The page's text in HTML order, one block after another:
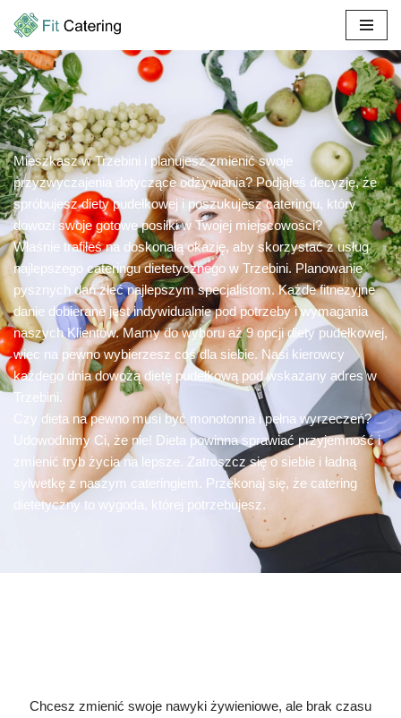
Przejdź
do
treści
Mieszkasz w Trzebini i planujesz zmienić swoje
przyzwyczajenia dotyczące odżywiania? Podjąłeś decyzję, że
spróbujesz diety pudełkowej i poszukujesz cateringu, który
dowozi swoje gotowe posiłki w Twojej miejscowości?
Właśnie trafiłeś na doskonałą okazję, aby skorzystać z usług
najlepszego cateringu dietetycznego w Trzebini. Planowanie
pysznych dań zleć najlepszym specjalistom. Każde fitnezyjne
danie dobierane jest indywidualnie pod potrzeby i wymagania
naszych Klientów. Mamy do wyboru aż 9 opcji diety pudełkowej,
więc na pewno wybierzesz coś dla siebie. Nasi kierowcy
każdego dnia dowożą dietę pudełkową pod wskazany adres w
Trzebini.
Czy dieta na pewno musi być monotonna i pełna wyrzeczeń?
Udowodnimy Ci, że nie! Dieta powinna sprawiać przyjemność i
zmienić tryb życia na lepsze. Zatroszcz się o siebie i ładną
sylwetkę z naszym cateringiem. Przekonaj się, że catering
dietetyczny to wygoda, której potrzebujesz.
Chcesz zmienić swoje nawyki żywieniowe, ale brak czasu